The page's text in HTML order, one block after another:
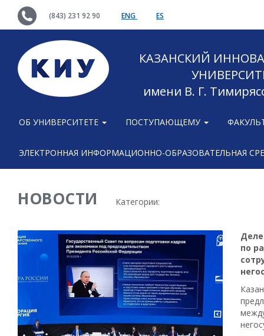
(843) 231 92 90 ENG ES
КАЗАНСКИЙ
имени В. Г.
ОБ УНИВЕРСИТЕТЕ ПОСТУПАЮЩЕМУ
ЭЛЕКТРОННАЯ ИНФОРМАЦИОННО-ОБРАЗОВАТЕЛЬНАЯ
НОВОСТИ Категории:
по